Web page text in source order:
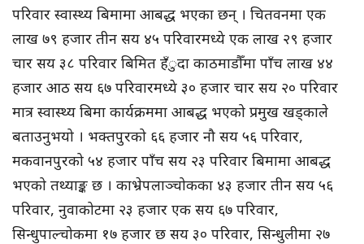
परिवार स्वास्थ्य बिमामा आबद्ध भएका छन् । चितवनमा एक
लाख ७९ हजार तीन सय ४५ परिवारमध्ये एक लाख २९ हजार
चार सय ३८ परिवार बिमित हँुदा काठमाडौँमा पाँच लाख ४४
हजार आठ सय ६७ परिवारमध्ये ३० हजार चार सय २० परिवार
मात्र स्वास्थ्य बिमा कार्यक्रममा आबद्ध भएको प्रमुख खड्काले
बताउनुभयो । भक्तपुरको ६६ हजार नौ सय ५६ परिवार,
मकवानपुरको ५४ हजार पाँच सय २३ परिवार बिमामा आबद्ध
भएको तथ्याङ्क छ । काभ्रेपलाञ्चोकका ४३ हजार तीन सय ५६
परिवार, नुवाकोटमा २३ हजार एक सय ६७ परिवार,
सिन्धुपाल्चोकमा १७ हजार छ सय ३० परिवार, सिन्धुलीमा २७